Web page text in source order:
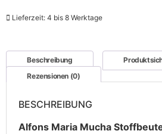
Lieferzeit: 4 bis 8 Werktage
Beschreibung
Rezensionen (0)
BESCHREIBUNG
Alfons Maria Mucha